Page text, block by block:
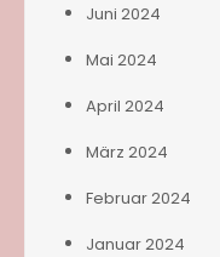
Juni 2024
Mai 2024
April 2024
März 2024
Februar 2024
Januar 2024